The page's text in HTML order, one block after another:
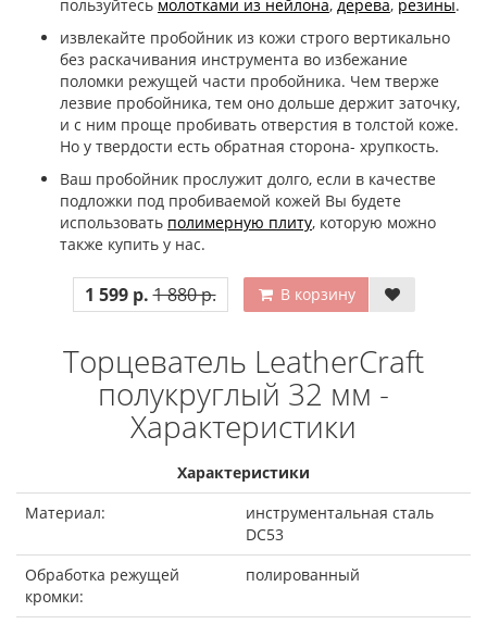
пользуйтесь молотками из нейлона, дерева, резины.
извлекайте пробойник из кожи строго вертикально
без раскачивания инструмента во избежание
поломки режущей части пробойника. Чем тверже
лезвие пробойника, тем оно дольше держит заточку,
и с ним проще пробивать отверстия в толстой коже.
Но у твердости есть обратная сторона- хрупкость.
Ваш пробойник прослужит долго, если в качестве
подложки под пробиваемой кожей Вы будете
использовать полимерную плиту, которую можно
также купить у нас.
1 599 р. 1 880 р. В корзину
Торцеватель LeatherCraft
полукруглый 32 мм -
Характеристики
Характеристики
Материал:
инструментальная сталь
DC53
Обработка режущей
кромки:
полированный